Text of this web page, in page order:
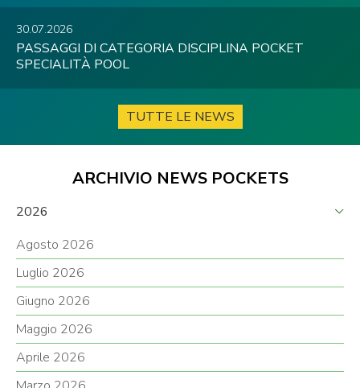
30.07.2026
PASSAGGI DI CATEGORIA DISCIPLINA POCKET
SPECIALITÀ POOL
TUTTE LE NEWS
ARCHIVIO NEWS POCKETS
2026
Agosto 2026
Luglio 2026
Giugno 2026
Maggio 2026
Aprile 2026